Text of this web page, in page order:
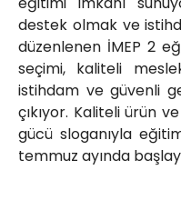
destek olmak ve
düzenlenen İMEP 2
seçimi, kaliteli
istihdam ve güvenli
çıkıyor. Kaliteli ürün
gücü sloganıyla
temmuz ayında